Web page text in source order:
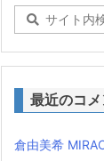
最近のコメ
倉由美希